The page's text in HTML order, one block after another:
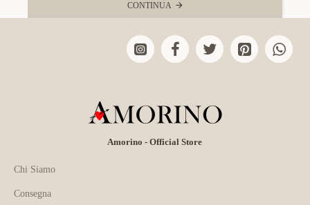
CONTINUA
Amorino - Official Store
Chi Siamo
Consegna